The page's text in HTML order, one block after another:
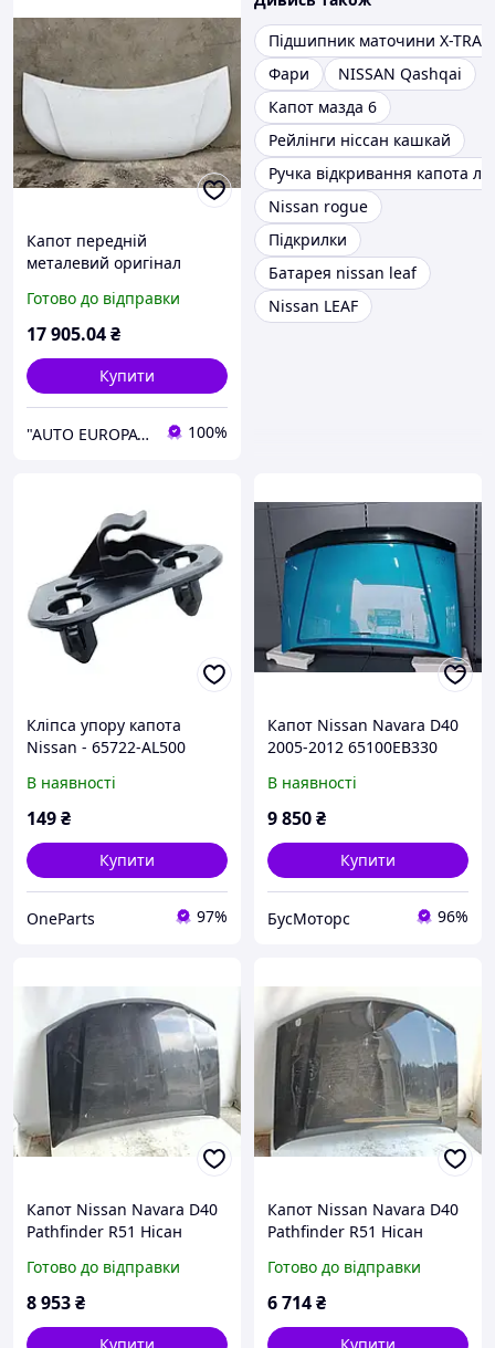
Капот передній
металевий оригінал
2010 2021 код 6510000Q0E
Готово до відправки
17 905.04₴
Купити
"AUTO EUROPA" — автозапчастини з Італії для Renault, Peugeot, Fiat, Citroën 100%
Підшипник маточини X-
Фари
NISSAN Qashqai
Капот мазда 6
Рейлінги ніссан кашкай
Ручка відкривання капота
Nissan rogue
Підкрилки
Батарея nissan leaf
Nissan LEAF
Кліпса упору капота
Nissan - 65722-AL500
В наявності
149₴
Купити
OneParts 97%
Капот Nissan Navara D40
2005-2012 65100EB330
В наявності
9 850₴
Купити
БусМоторс 96%
Капот Nissan Navara D40
Pathfinder R51 Нісан
Р51 2010 - 2014 рестайл
Готово до відправки
8 953₴
Капот Nissan Navara D40
Pathfinder R51 Нісан
Р51 2010 - 2014 рестайл
Готово до відправки
6 714₴